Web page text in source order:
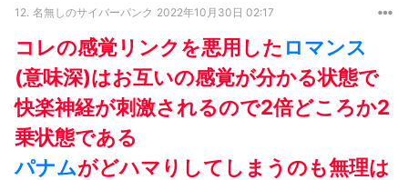
12. 名無しのサイバーパンク 2022年10月30日 02:17
コレの感覚リンクを悪用した ロマンス
(意味深)はお互いの感覚が分かる状態で
快楽神経が刺激されるので2倍どころか2
乗状態である
パナムがどハマりしてしまうのも無理は